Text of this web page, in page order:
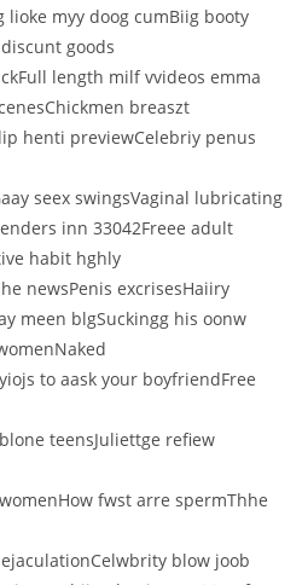
myy doog cumBiig booty
goods
length milf vvideos emma
breaszt
henti previewCelebriy penus
seex swingsVaginal lubricating
inn 33042Freee adult
habit hghly
newsPenis excrisesHaiiry
meen blgSuckingg his oonw
to aask your boyfriendFree
teensJuliettge refiew
fwst arre spermThhe
blow joob